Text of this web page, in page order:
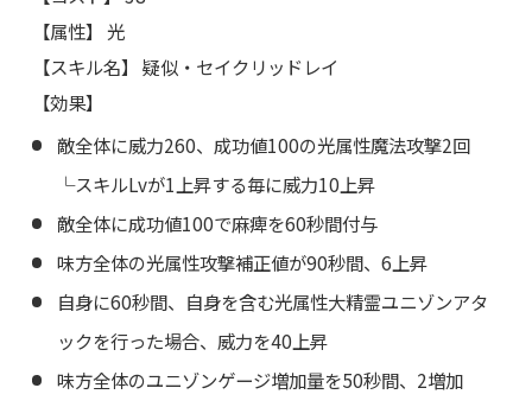
【属性】 光
【スキル名】 疑似・セイクリッドレイ
【効果】
敵全体に威力260、成功値100の光属性魔法攻撃2回
└スキルLvが1上昇する毎に威力10上昇
敵全体に成功値100で麻痺を60秒間付与
味方全体の光属性攻撃補正値が90秒間、6上昇
自身に60秒間、自身を含む光属性大精霊ユニゾンアタ
ックを行った場合、威力を40上昇
味方全体のユニゾンゲージ増加量を50秒間、2増加